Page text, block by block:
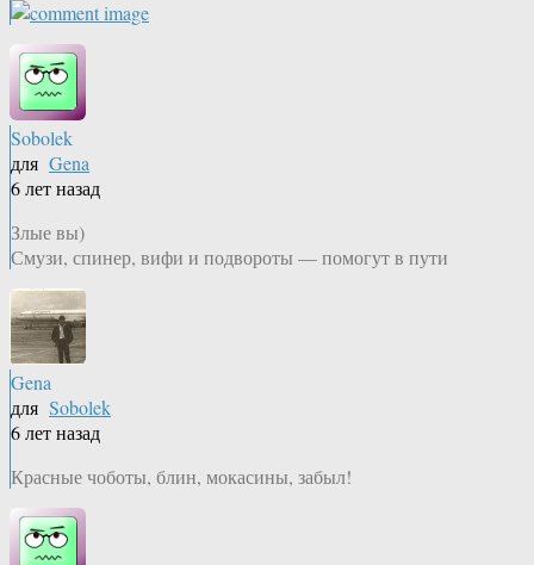
Sobolek
для Gena
6 лет назад
Злые вы)
Смузи, спинер, вифи и подвороты — помогут в пути
Gena
для Sobolek
6 лет назад
Красные чоботы, блин, мокасины, забыл!